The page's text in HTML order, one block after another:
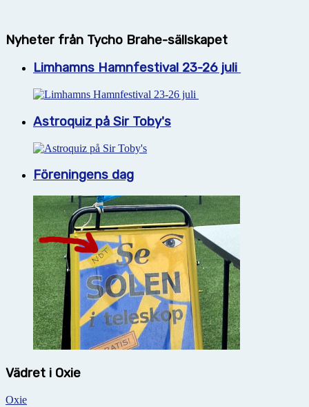
Nyheter från Tycho Brahe-sällskapet
Limhamns Hamnfestival 23-26 juli
Astroquiz på Sir Toby's
Föreningens dag
Vädret i Oxie
Oxie